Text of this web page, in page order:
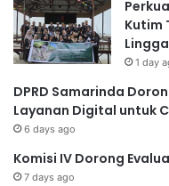
Kutim
Lingga
1 day
DPRD Samarinda
Layanan Digital untuk
6 days ago
Komisi IV Dorong
7 days ago